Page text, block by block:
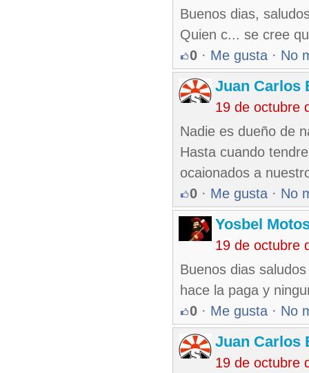
Buenos dias,
Quien c... se cree
0 · Me gusta · No
Juan Carlos
19 de octubre
Nadie es dueño de
Hasta cuando
ocaionados a
0 · Me gusta · No
Yosbel
19 de octubre
Buenos dias
hace la paga y
0 · Me gusta · No
Juan Carlos
19 de octubre